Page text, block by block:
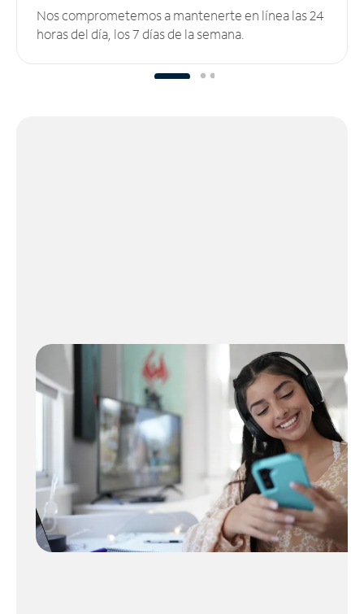
Nos comprometemos a mantenerte en línea las 24
horas del día, los 7 días de la semana.